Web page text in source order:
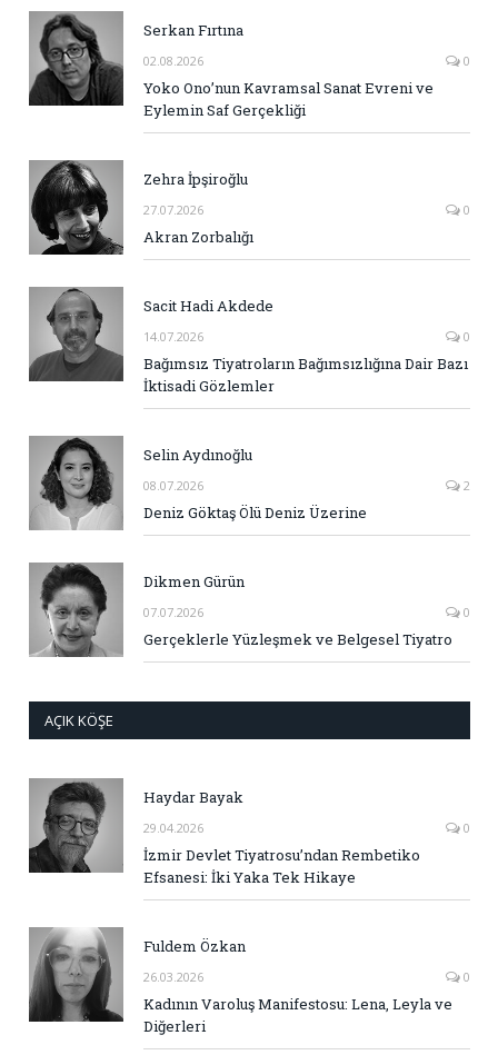
Serkan Fırtına
02.08.2026 0
Yoko Ono’nun Kavramsal Sanat Evreni ve
Eylemin Saf Gerçekliği
Zehra İpşiroğlu
27.07.2026 0
Akran Zorbalığı
Sacit Hadi Akdede
14.07.2026 0
Bağımsız Tiyatroların Bağımsızlığına Dair Bazı
İktisadi Gözlemler
Selin Aydınoğlu
08.07.2026 2
Deniz Göktaş Ölü Deniz Üzerine
Dikmen Gürün
07.07.2026 0
Gerçeklerle Yüzleşmek ve Belgesel Tiyatro
AÇIK KÖŞE
Haydar Bayak
29.04.2026 0
İzmir Devlet Tiyatrosu’ndan Rembetiko
Efsanesi: İki Yaka Tek Hikaye
Fuldem Özkan
26.03.2026 0
Kadının Varoluş Manifestosu: Lena, Leyla ve
Diğerleri